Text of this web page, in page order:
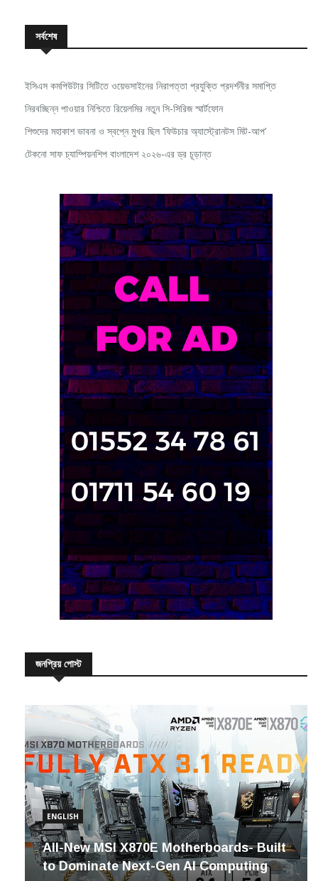
সর্বশেষ
নিরবচ্ছিন্ন পাওয়ার নিশ্চিতে রিয়েলমির নতুন সি-সিরিজ স্মার্টফোন
শিশুদের মহাকাশ ভাবনা ও স্বপ্নে মুখর ছিল ‘ফিউচার অ্যাস্ট্রোনটস মিট-আপ’
টেকনো সাফ চ্যাম্পিয়নশিপ বাংলাদেশ ২০২৬-এর ড্র চূড়ান্ত
জনপ্রিয় পোস্ট
ENGLISH
All-New MSI X870E Motherboards- Built
to Dominate Next-Gen AI Computing
২৬/০৯/২০২৪